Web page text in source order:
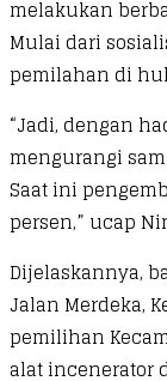
melakukan
Mulai dari
pemilahan di
“Jadi, dengan
mengurangi
Saat ini
persen,” ucap
Dijelaskannya,
Jalan Merdeka,
pemilihan
alat incenerator